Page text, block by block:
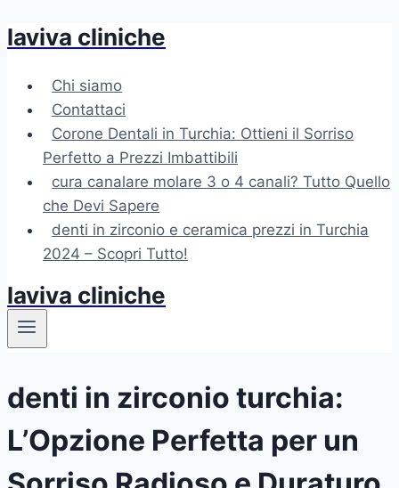
Salta
contenuto
laviva cliniche
Chi siamo
Contattaci
Corone Dentali in Turchia: Ottieni il Sorriso
Perfetto a Prezzi Imbattibili
cura canalare molare 3 o 4 canali? Tutto Quello
che Devi Sapere
denti in zirconio e ceramica prezzi in Turchia
2024 – Scopri Tutto!
laviva cliniche
denti in zirconio turchia:
L’Opzione Perfetta per un